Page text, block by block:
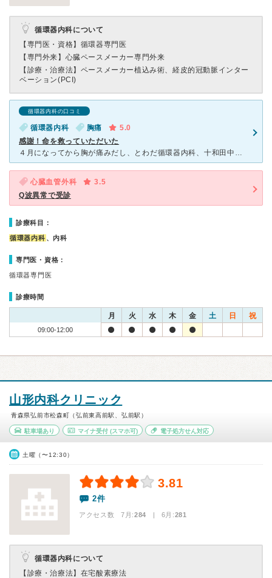
循環器内科について
【専門医・資格】 循環器専門医
【専門外来】 心臓ペースメーカー専門外来
【診療・治療法】 ペースメーカー植込み術、経皮的冠動脈インター
ベーション(PCI)
循環器内科の口コミ
循環器内科 胸痛
5.0
感謝！命を救っていただいた
４月になってから胸が痛みだし、とわだ循環器内科、十和田中央病院救急外来、 その後十和田中央病院循環器内科へ受診。心臓には問題ないってことで、胃カメラ 飲んだりいろいろ検査しましたが、どの病院も胸痛
心臓血管外科
3.5
Q波異常で受診
診療科目：
循環器内科 、内科
専門医・資格：
循環器専門医
診療時間
月 火 水 木 金 土 日 祝
09:00-12:00
山形内科クリニック
青森県弘前市松森町（弘前東高前駅、弘前駅）
駐車場あり マイナ受付(スマホ可) 電子処方せん対応
土曜（〜12:30）
3.81
2件
アクセス数 7月:284 | 6月:281
循環器内科について
【診療・治療法】 在宅酸素療法